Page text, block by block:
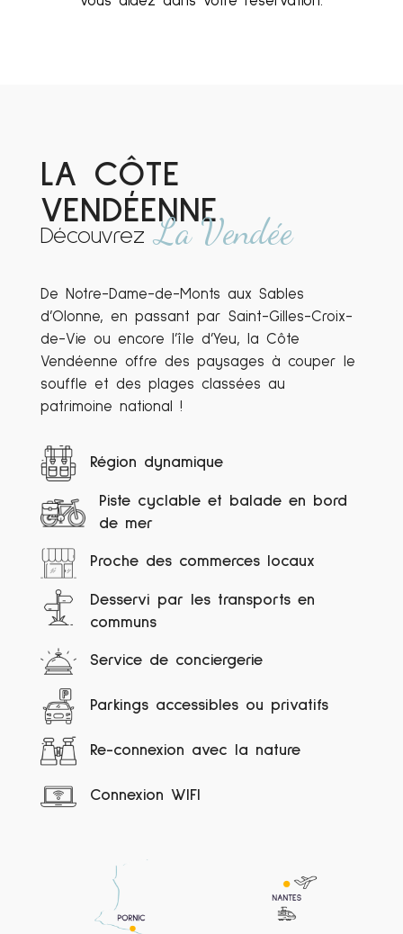
LA CÔTE
VENDÉENNE
DécouvrezLa Vendée
De Notre-Dame-de-Monts aux Sables
d’Olonne, en passant par Saint-Gilles-Croix-
de-Vie ou encore l’île d’Yeu, la Côte
Vendéenne offre des paysages à couper le
souffle et des plages classées au
patrimoine national !
Région dynamique
Piste cyclable et balade en bord
de mer
Proche des commerces locaux
Desservi par les transports en
communs
Service de conciergerie
Parkings accessibles ou privatifs
Re-connexion avec la nature
Connexion WIFI